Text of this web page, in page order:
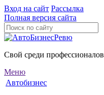
Вход на сайт Рассылка
Полная версия сайта
Свой среди профессионалов
Меню
Автобизнес